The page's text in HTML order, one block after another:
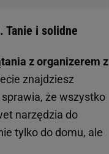
Tanie i solidne
z organizerem z
znajdziesz
że wszystko
narzędzia do
tylko do domu, ale